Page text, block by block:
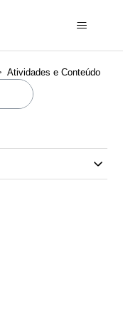
Atividades e Conteúdo